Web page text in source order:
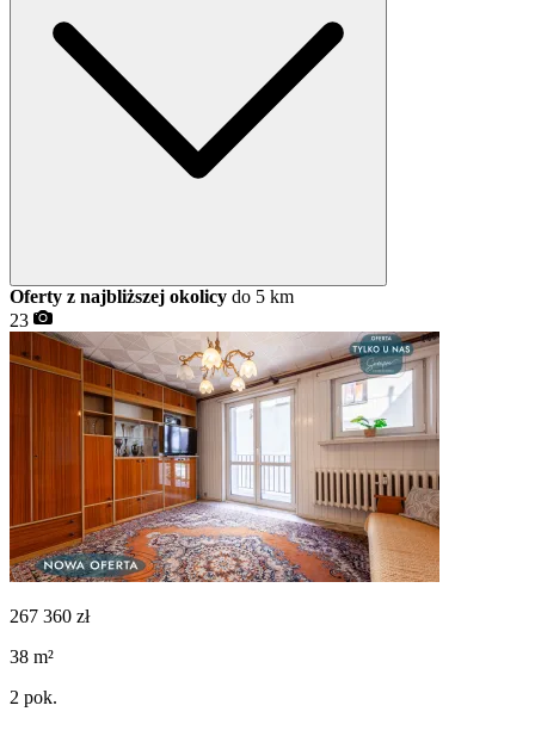
Oferty z najbliższej okolicy do 5 km
23
267 360 zł
38 m²
2 pok.